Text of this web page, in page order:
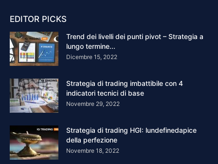
EDITOR PICKS
Trend dei livelli dei punti pivot – Strategia a
lungo termine...
Dicembre 15, 2022
Strategia di trading imbattibile con 4
indicatori tecnici di base
Novembre 29, 2022
Strategia di trading HGI: lundefinedapice
della perfezione
Novembre 18, 2022